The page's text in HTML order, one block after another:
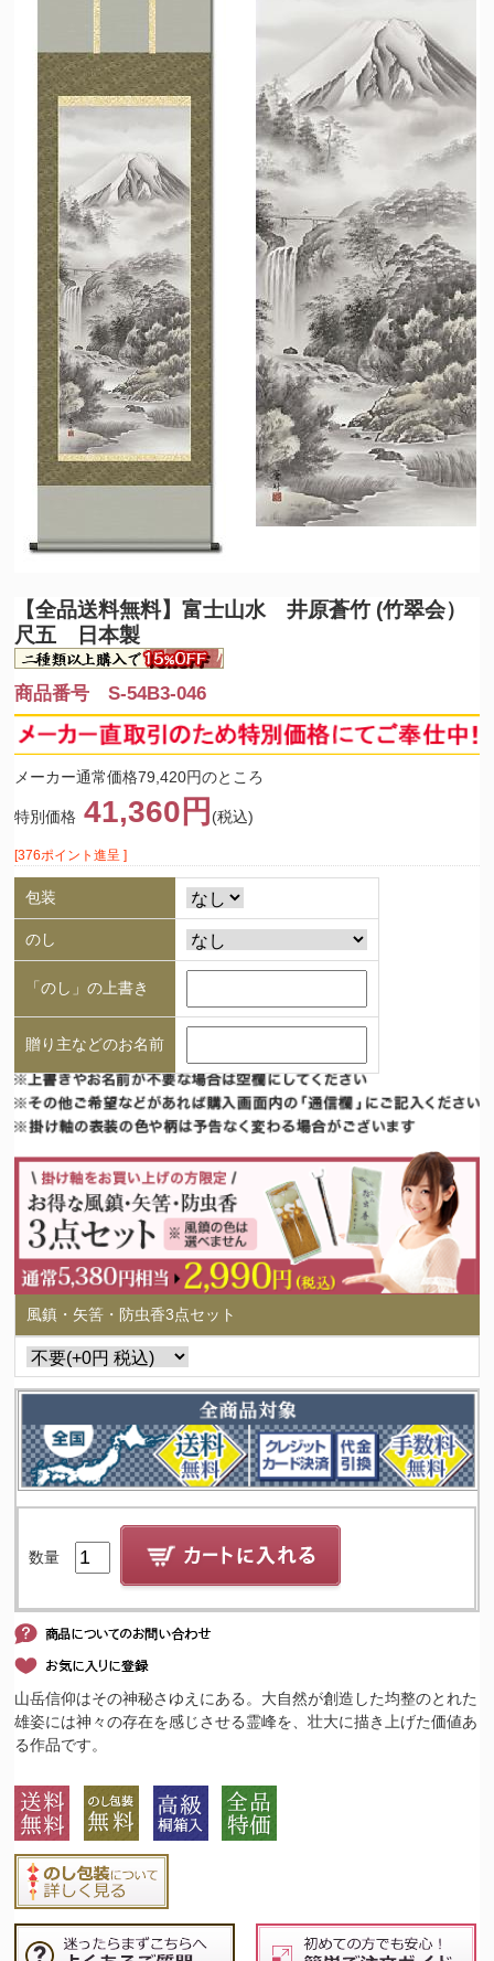
【全品送料無料】富士山水 井原蒼竹 (竹翠会）
尺五 日本製
商品番号 S-54B3-046
メーカー通常価格79,420円のところ
特別価格 41,360円 (税込)
[376ポイント進呈 ]
包装
のし
「のし」の上書き
贈り主などのお名前
風鎮・矢筈・防虫香3点セット
数量
山岳信仰はその神秘さゆえにある。大自然が創造した均整のとれた
雄姿には神々の存在を感じさせる霊峰を、壮大に描き上げた価値あ
る作品です。